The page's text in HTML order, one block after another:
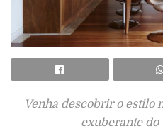
Venha descobrir o estilo
exuberante do